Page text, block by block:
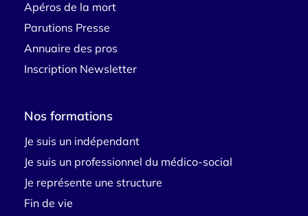
Apéros de la mort
Parutions Presse
Annuaire des pros
Inscription Newsletter
Nos formations
Je suis un indépendant
Je suis un professionnel du médico-social
Je représente une structure
Fin de vie